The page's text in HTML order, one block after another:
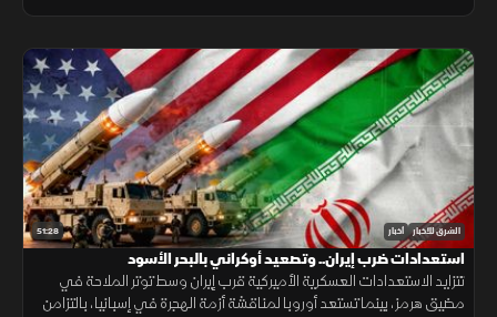
51:28 الشرق للأخبار أخبار
استعدادات ضرب إيران.. وتصعيد أوكراني بالبحر الأسود
تتزايد الاستعدادات العسكرية الأميركية قرب إيران وسط توتر الملاحة في
مضيق هرمز، بينما تستعد أوروبا لمناقشة أزمة الهجرة في إسبانيا، بالتزامن